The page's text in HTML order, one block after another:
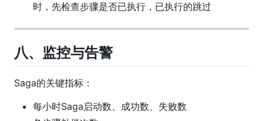
时，先检查步骤是否已执行，已执行的跳过
八、监控与告警
Saga的关键指标：
每小时Saga启动数、成功数、失败数